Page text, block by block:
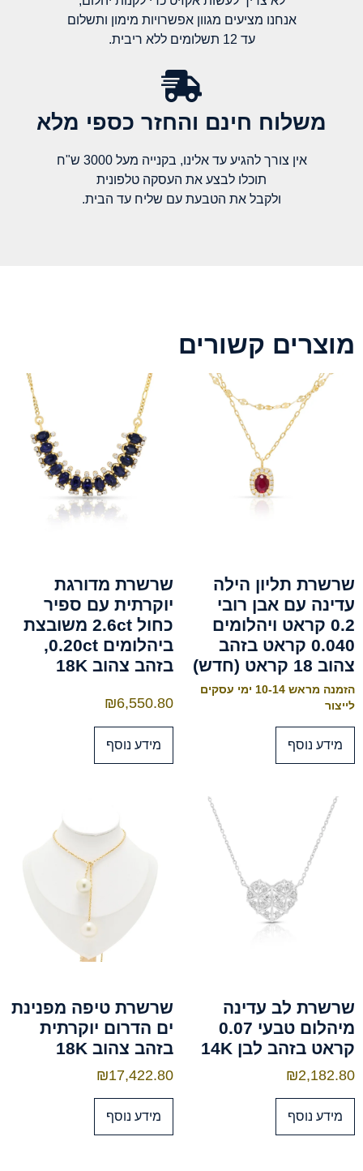
אנחנו מציעים מגוון אפשרויות מימון ותשלום
עד 12 תשלומים ללא ריבית.
משלוח חינם והחזר כספי מלא​
אין צורך להגיע עד אלינו, בקנייה מעל 3000 ש"ח
תוכלו לבצע את העסקה טלפונית
ולקבל את הטבעת עם שליח עד הבית.
מוצרים קשורים
שרשרת תליון הילה
עדינה עם אבן רובי
0.2 קראט ויהלומים
0.040 קראט בזהב
צהוב 18 קראט (חדש)
הזמנה מראש 10-14 ימי עסקים
לייצור
מידע נוסף
שרשרת מדורגת
יוקרתית עם ספיר
כחול 2.6ct משובצת
ביהלומים 0.20ct,
בזהב צהוב 18K
₪6,550.80
מידע נוסף
שרשרת לב עדינה
מיהלום טבעי 0.07
קראט בזהב לבן 14K
₪2,182.80
מידע נוסף
שרשרת טיפה מפנינת
ים הדרום יוקרתית
בזהב צהוב 18K
₪17,422.80
מידע נוסף